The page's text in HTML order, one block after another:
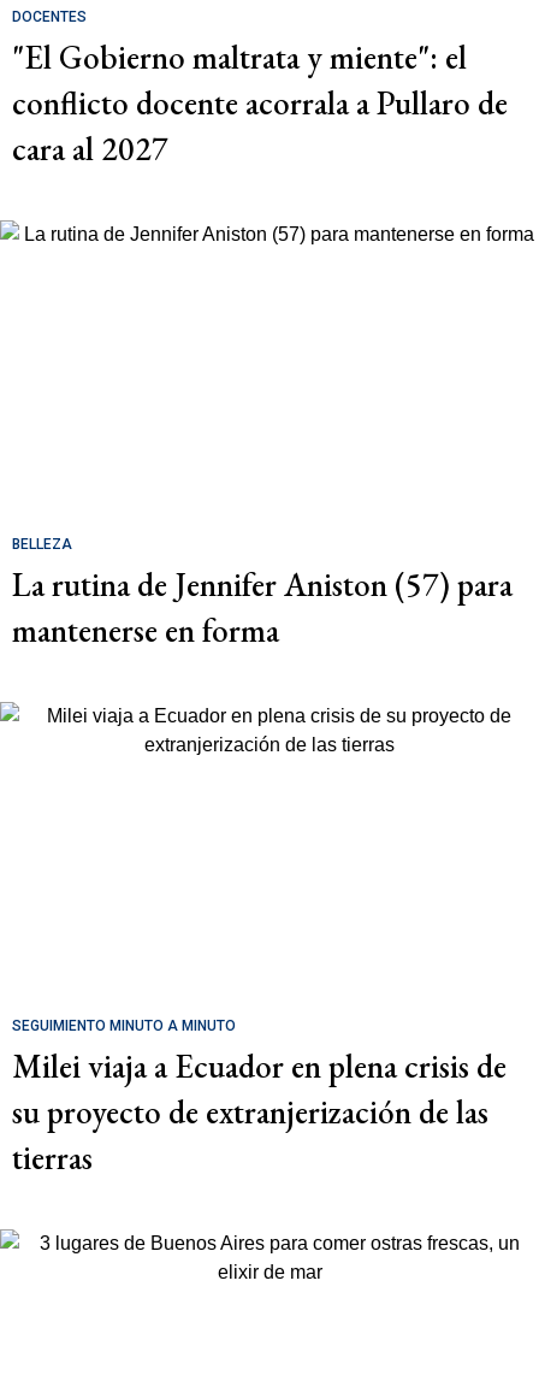
DOCENTES
"El Gobierno maltrata y miente": el
conflicto docente acorrala a Pullaro de
cara al 2027
BELLEZA
La rutina de Jennifer Aniston (57) para
mantenerse en forma
SEGUIMIENTO MINUTO A MINUTO
Milei viaja a Ecuador en plena crisis de
su proyecto de extranjerización de las
tierras